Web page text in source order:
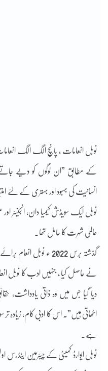
کے مطابق ”ان لوگوں کو دیے
انسانیت کی بہبود اور بہتری کے لئے
نوبل ایک سویڈش کیمیا دان، انجینئر
عالمی شہرت کا حامل تھا۔
گذشتہ برس 2022 ء نوبل
نے حاصل کیا ، جنہیں ادب کا نوبل
دیا گیا جس میں وہ ذاتی یادداشت،
اٹھاتی ہیں”۔ اس کا ادبی کام، زیادہ تر
ہے۔
نوبل ایوارڈ کمیٹی کے چیئرمین